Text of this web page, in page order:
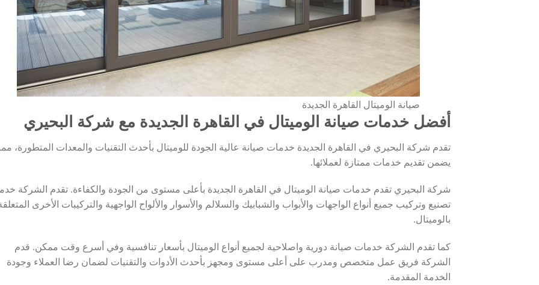
صيانة الوميتال القاهرة الجديدة
أفضل خدمات صيانة الوميتال في القاهرة الجديدة مع شركة البحيري
تقدم شركة البحيري في القاهرة الجديدة خدمات صيانة عالية الجودة للوميتال بأحدث التقنيات والمعدات المتطورة،
يضمن تقديم خدمات ممتازة لعملائها.
شركة البحيري تقدم خدمات صيانة الوميتال في القاهرة الجديدة بأعلى مستوى من الجودة والكفاءة. تقدم الشركة
تصنيع وتركيب جميع أنواع الواجهات والأبواب والشبابيك والسلالم والأسوار والألواح الواجهية والتركيبات الأخرى
بالوميتال.
كما تقدم الشركة خدمات صيانة دورية واصلاحية لجميع أنواع الوميتال بأسعار تنافسية وفي أسرع وقت ممكن. قدم
الشركة فريق عمل متخصص ومدرب على أعلى مستوى ومجهز بأحدث الأدوات والتقنيات لضمان رضا العملاء وجودة
الخدمة المقدمة.